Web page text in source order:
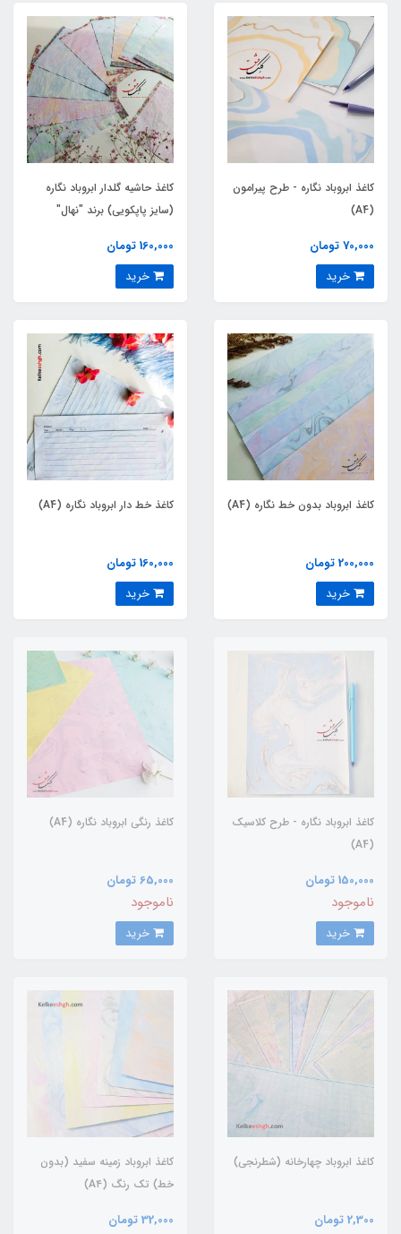
کاغذ ابروباد نگاره - طرح پیرامون
(A4)
70,000 تومان
کاغذ حاشیه گلدار ابروباد نگاره
(سایز پاپکویی) برند "نهال"
160,000 تومان
کاغذ ابروباد بدون خط نگاره (A4)
200,000 تومان
کاغذ خط دار ابروباد نگاره (A4)
160,000 تومان
کاغذ ابروباد نگاره - طرح کلاسیک
(A4)
150,000 تومان
ناموجود
کاغذ رنگی ابروباد نگاره (A4)
65,000 تومان
ناموجود
کاغذ ابروباد چهارخانه (شطرنجی)
2,300 تومان
کاغذ ابروباد زمینه سفید (بدون
خط) تک رنگ (A۴)
32,000 تومان